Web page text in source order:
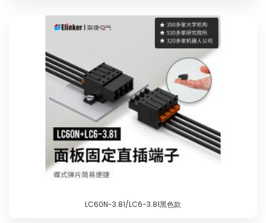
LC60N-3.81/LC6-3.81黑色款